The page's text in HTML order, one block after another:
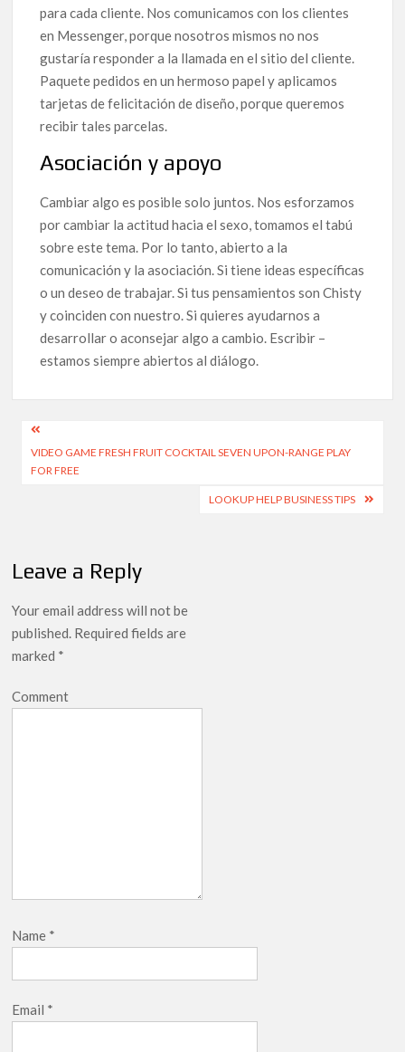
para cada cliente. Nos comunicamos con los clientes
en Messenger, porque nosotros mismos no nos
gustaría responder a la llamada en el sitio del cliente.
Paquete pedidos en un hermoso papel y aplicamos
tarjetas de felicitación de diseño, porque queremos
recibir tales parcelas.
Asociación y apoyo
Cambiar algo es posible solo juntos. Nos esforzamos
por cambiar la actitud hacia el sexo, tomamos el tabú
sobre este tema. Por lo tanto, abierto a la
comunicación y la asociación. Si tiene ideas específicas
o un deseo de trabajar. Si tus pensamientos son Chisty
y coinciden con nuestro. Si quieres ayudarnos a
desarrollar o aconsejar algo a cambio. Escribir –
estamos siempre abiertos al diálogo.
VIDEO GAME FRESH FRUIT COCKTAIL SEVEN UPON-RANGE PLAY
FOR FREE
LOOKUP HELP BUSINESS TIPS
Leave a Reply
Your email address will not be
published. Required fields are
marked *
Comment
Name *
Email *